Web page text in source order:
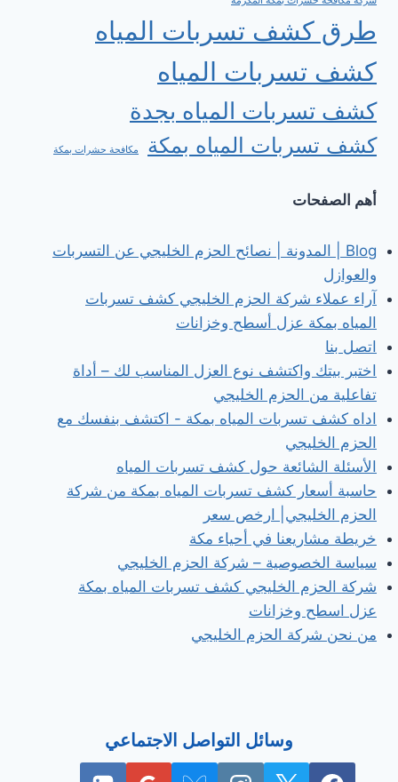
طرق كشف تسربات المياه
كشف تسربات المياه
كشف تسربات المياه بجدة
كشف تسربات المياه بمكة مكافحة حشرات بمكة
أهم الصفحات
Blog | المدونة | نصائح الحزم الخليجي عن التسربات
والعوازل
آراء عملاء شركة الحزم الخليجي كشف تسربات
المياه بمكة عزل أسطح وخزانات
اتصل بنا
اختبر بيتك واكتشف نوع العزل المناسب لك – أداة
تفاعلية من الحزم الخليجي
اداه كشف تسربات المياه بمكة - اكتشف بنفسك مع
الحزم الخليجي
الأسئلة الشائعة حول كشف تسربات المياه
حاسبة أسعار كشف تسربات المياه بمكة من شركة
الحزم الخليجي| ارخص سعر
خريطة مشاريعنا في أحياء مكة
سياسة الخصوصية – شركة الحزم الخليجي
شركة الحزم الخليجي كشف تسربات المياه بمكة
عزل اسطح وخزانات
من نحن شركة الحزم الخليجي
وسائل التواصل الاجتماعي